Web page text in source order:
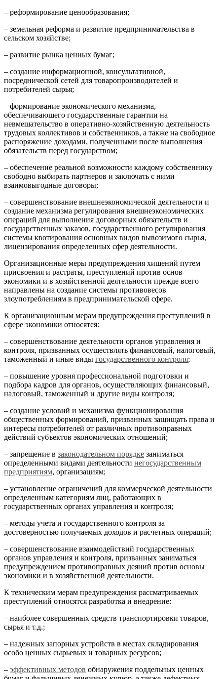
– реформирование ценообразования;
– земельная реформа и развитие предпринимательства в
сельском хозяйстве;
– развитие рынка ценных бумаг;
– создание информационной, консультативной,
посреднической сетей для товаропроизводителей и
потребителей сырья;
– формирование экономического механизма,
обеспечивающего государственные гарантии на
невмешательство в оперативно-хозяйственную деятельность
трудовых коллективов и собственников, а также на свободное
распоряжение доходами, полученными после выполнения
обязательств перед государством;
– обеспечение реальной возможности каждому собственнику
свободно выбирать партнеров и заключать с ними
взаимовыгодные договоры;
– совершенствование внешнеэкономической деятельности и
создание механизма регулирования внешнеэкономических
операций для выполнения договорных обязательств и
государственных заказов, государственного регулирования
системы квотирования основных видов вывозимого сырья,
лицензирования определенных сфер деятельности.
Организационные меры предупреждения хищений путем
присвоения и растраты, преступлений против основ
экономики и в хозяйственной деятельности прежде всего
направлены на создание системы противовесов
злоупотреблениям в предпринимательской сфере.
К организационным мерам предупреждения преступлений в
сфере экономики относятся:
– совершенствование деятельности органов управления и
контроля, призванных осуществлять финансовый, налоговый,
таможенный и иные виды государственного контроля;
– повышение уровня профессиональной подготовки и
подбора кадров для органов, осуществляющих финансовый,
налоговый, таможенный и другие виды контроля;
– создание условий и механизма функционирования
общественных формирований, призванных защищать права и
интересы потребителей от различных противоправных
действий субъектов экономических отношений;
– запрещение в законодательном порядке заниматься
определенными видами деятельности негосударственным
предприятиям, организациям;
– установление ограничений для коммерческой деятельности
определенным категориям лиц, работающих в
государственных органах управления и контроля;
– методы учета и государственного контроля за
достоверностью получаемых доходов и расчетных операций;
– совершенствование взаимодействий государственных
органов управления и контроля, призванных заниматься
предупреждением противоправных деяний против основы
экономики и в хозяйственной деятельности.
К техническим мерам предупреждения рассматриваемых
преступлений относятся разработка и внедрение:
– наиболее совершенных средств транспортировки товаров,
сырья и т.д.;
– надежных запорных устройств в местах складирования
особо ценных сырьевых и товарных ресурсов;
– эффективных методов обнаружения поддельных ценных